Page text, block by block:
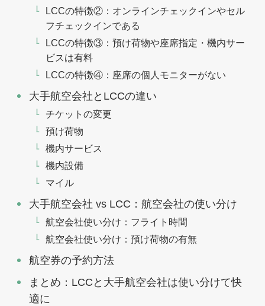
LCCの特徴②：オンラインチェックインやセル
フチェックインである
LCCの特徴③：預け荷物や座席指定・機内サー
ビスは有料
LCCの特徴④：座席の個人モニターがない
大手航空会社とLCCの違い
チケットの変更
預け荷物
機内サービス
機内設備
マイル
大手航空会社 vs LCC：航空会社の使い分け
航空会社使い分け：フライト時間
航空会社使い分け：預け荷物の有無
航空券の予約方法
まとめ：LCCと大手航空会社は使い分けて快
適に